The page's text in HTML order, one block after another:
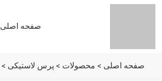
صفحه اصلی
صفحه اصلی > محصولات > پرس لاستیکی >